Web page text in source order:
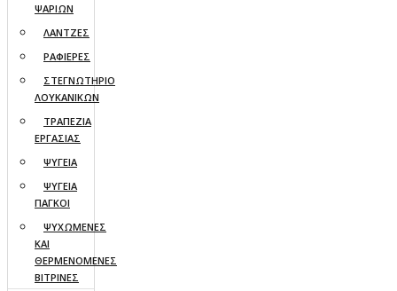
ΨΑΡΙΩΝ
ΛΑΝΤΖΕΣ
ΡΑΦΙΕΡΕΣ
ΣΤΕΓΝΩΤΗΡΙΟ
ΛΟΥΚΑΝΙΚΩΝ
ΤΡΑΠΕΖΙΑ
ΕΡΓΑΣΙΑΣ
ΨΥΓΕΙΑ
ΨΥΓΕΙΑ
ΠΑΓΚΟΙ
ΨΥΧΩΜΕΝΕΣ
ΚΑΙ
ΘΕΡΜΕΝΟΜΕΝΕΣ
ΒΙΤΡΙΝΕΣ